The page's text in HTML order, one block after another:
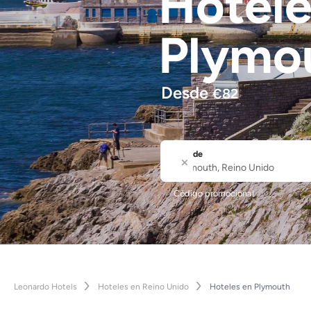
Desde€82
Dónde
Ciudad o nombre del hotel
Código promocional
Leonardo Hotels Hoteles en Reino Unido Hoteles en Plymouth